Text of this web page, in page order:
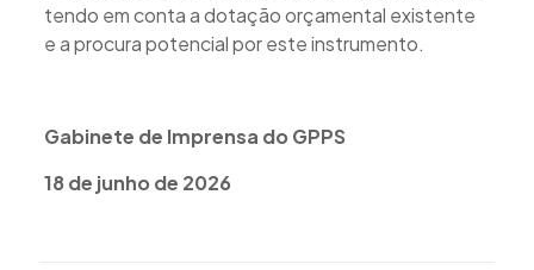
tendo em conta a dotação orçamental existente
e a procura potencial por este instrumento.
Gabinete de Imprensa do GPPS
18 de junho de 2026